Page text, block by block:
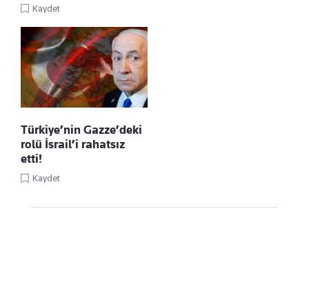
Kaydet
Türkiye’nin Gazze’deki
rolü İsrail’i rahatsız
etti!
Kaydet